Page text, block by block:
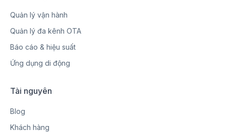
Quản lý vận hành
Quản lý đa kênh OTA
Báo cáo & hiệu suất
Ứng dụng di động
Tài nguyên
Blog
Khách hàng